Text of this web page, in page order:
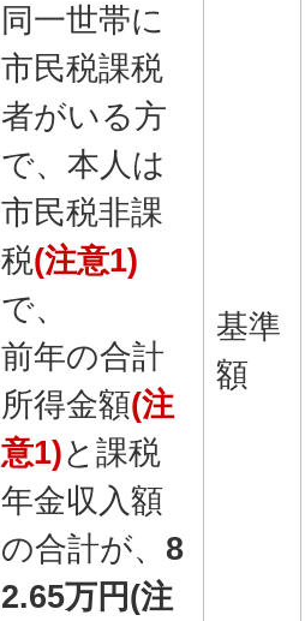
同一世帯に
市民税課税
者がいる方
で、本人は
市民税非課
税(注意1)
で、
前年の合計
所得金額(注
意1)と課税
年金収入額
の合計が、8
2.65万円(注
基準
額